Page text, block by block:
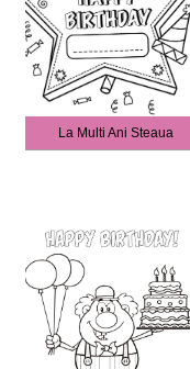
La Multi Ani Steaua